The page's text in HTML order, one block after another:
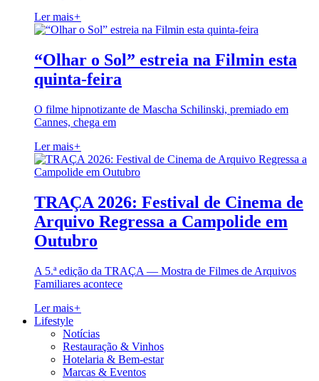
Ler mais+
“Olhar o Sol” estreia na Filmin esta
quinta-feira
O filme hipnotizante de Mascha Schilinski, premiado em
Cannes, chega em
Ler mais+
TRAÇA 2026: Festival de Cinema de
Arquivo Regressa a Campolide em
Outubro
A 5.ª edição da TRAÇA — Mostra de Filmes de Arquivos
Familiares acontece
Ler mais+
Lifestyle
Notícias
Restauração & Vinhos
Hotelaria & Bem-estar
Marcas & Eventos